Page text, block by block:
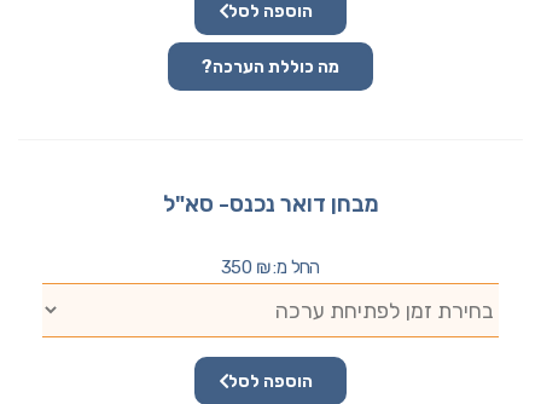
הוספה לסל
מה כוללת הערכה?
מבחן דואר נכנס- סא"ל
החל מ: 350 ₪
הוספה לסל